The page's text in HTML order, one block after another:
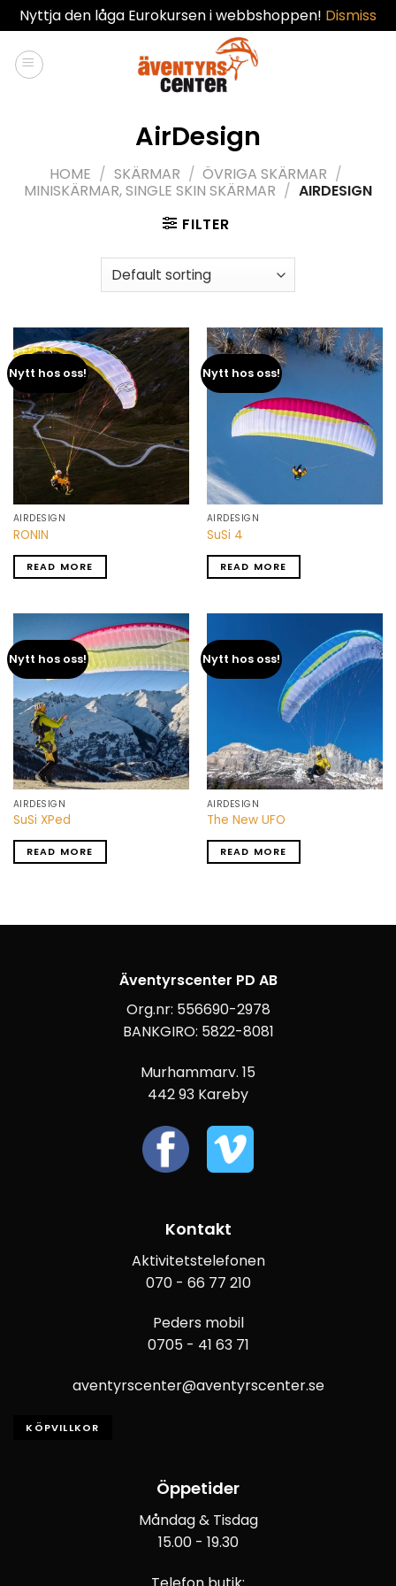
Nyttja den låga Eurokursen i webbshoppen! Dismiss
content
AirDesign
HOME / SKÄRMAR / ÖVRIGA SKÄRMAR /
MINISKÄRMAR, SINGLE SKIN SKÄRMAR / AIRDESIGN
FILTER
Nytt hos oss!
AIRDESIGN
RONIN
READ MORE
Nytt hos oss!
AIRDESIGN
SuSi 4
READ MORE
Nytt hos oss!
AIRDESIGN
SuSi XPed
READ MORE
Nytt hos oss!
AIRDESIGN
The New UFO
READ MORE
Äventyrscenter PD AB
Org.nr: 556690-2978
BANKGIRO: 5822-8081
Murhammarv. 15
442 93 Kareby
Kontakt
Aktivitetstelefonen
070 - 66 77 210
Peders mobil
0705 - 41 63 71
aventyrscenter@aventyrscenter.se
KÖPVILLKOR
Öppetider
Måndag & Tisdag
15.00 - 19.30